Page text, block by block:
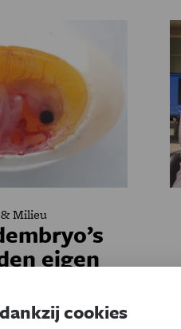
Milieu
eigen
in het ei op te
cookies